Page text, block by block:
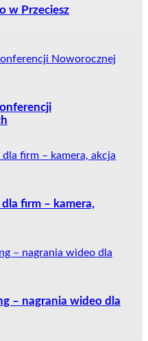
w Przeciesz
firm – kamera,
– nagrania wideo dla